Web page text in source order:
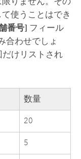
使うことはでき
番号] フィール
合わせでしょ
だけリストされ
数量
20
5